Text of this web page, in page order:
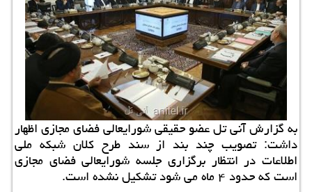
به گزارش آنی تل عضو حقیقی شورایعالی فضای مجازی اظهار
داشت: تصویب چند بند از سند طرح كلان شبكه ملی
اطلاعات در انتظار برگزاری جلسه شورایعالی فضای مجازی
است كه حدود ۴ ماه می شود تشكیل نشده است.